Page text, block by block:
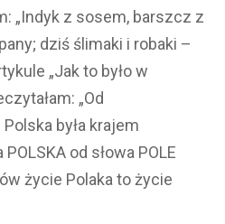
„Indyk z sosem, barszcz z
dziś ślimaki i robaki –
„Jak to było w
„Od
była krajem
od słowa POLE
życie Polaka to życie